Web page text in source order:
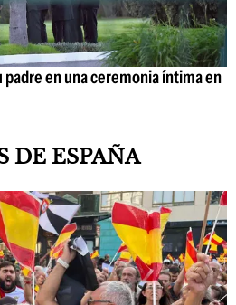
padre en una ceremonia íntima en
DE ESPAÑA